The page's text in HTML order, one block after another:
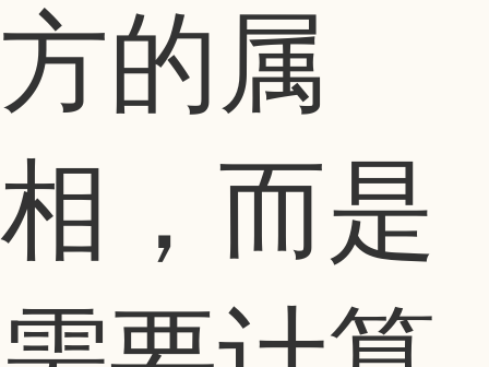
方的属
相，而是